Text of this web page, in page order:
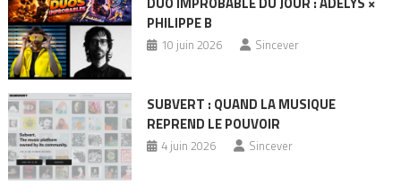
PHILIPPE B
10 juin 2026 Sincever
SUBVERT : QUAND LA MUSIQUE
REPREND LE POUVOIR
4 juin 2026 Sincever